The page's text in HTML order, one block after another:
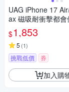
UAG iPhone 17
ax 磁吸耐衝擊都
MagSafe 手機殼)
$1,853
5 (1)
挑戰低價 券
加入購